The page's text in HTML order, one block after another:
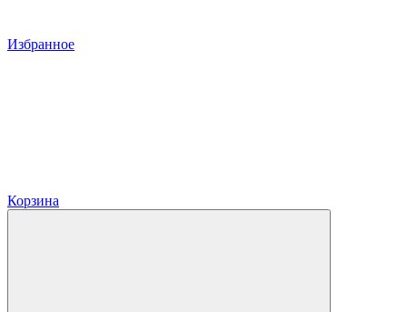
Избранное
Корзина